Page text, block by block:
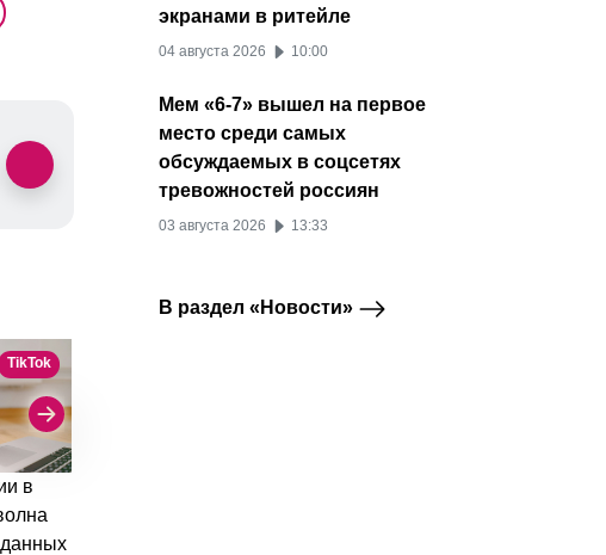
TikTok
в
экранами в ритейле
04 августа 2026 10:00
Мем «6-7» вышел на первое
место среди самых
обсуждаемых в соцсетях
тревожностей россиян
03 августа 2026 13:33
В раздел «Новости»